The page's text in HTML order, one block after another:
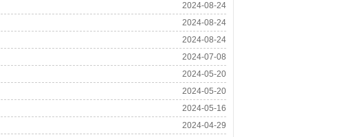
2024-08-24
2024-08-24
2024-08-24
2024-07-08
2024-05-20
2024-05-20
2024-05-16
2024-04-29